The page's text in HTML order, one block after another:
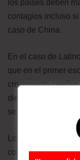
los países deben
contagios incluso
caso de China.
En el caso de
que en el primer
crecimiento
diera la segunda
se reducirían en un
Los países que
como ocurre con la